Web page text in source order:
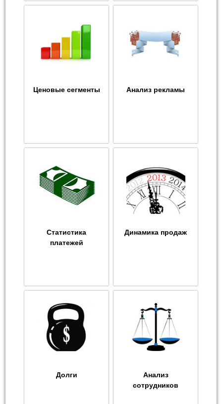
Ценовые сегменты Анализ рекламы
Статистика
платежей
Динамика продаж
Долги
Анализ
сотрудников